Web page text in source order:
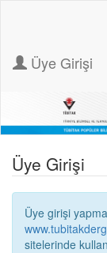
Üye Girişi
Üye Girişi
Üye girişi
sitelerinde